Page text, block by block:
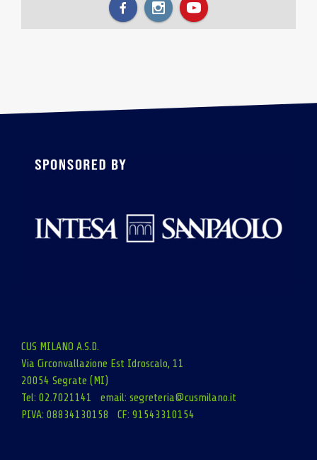
CUS MILANO A.S.D.
Via Circonvallazione Est Idroscalo, 11
20054 Segrate (MI)
Tel: 02.7021141 email: segreteria@cusmilano.it
PIVA: 08834130158 CF: 91543310154